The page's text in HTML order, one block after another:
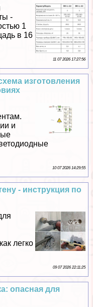
-
1
в 16
11 07 2026 17:27:56
изготовления
и
10 07 2026 14:29:55
- инструкция по
легко
09 07 2026 22:11:25
опасная для